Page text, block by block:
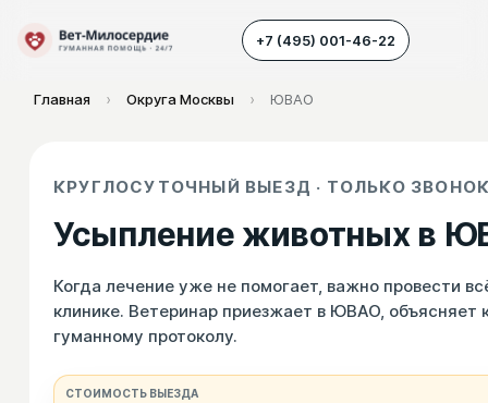
Усыпление животных
Усыпление собак
Усыпление кошек
Кремация животных
+7 (495) 001-46-22
Главная › Округа Москвы › ЮВАО
КРУГЛОСУТОЧНЫЙ ВЫЕЗД · ТОЛЬКО
Усыпление животных в
Когда лечение уже не помогает, важно провести
клинике. Ветеринар приезжает в ЮВАО,
гуманному протоколу.
СТОИМОСТЬ ВЫЕЗДА